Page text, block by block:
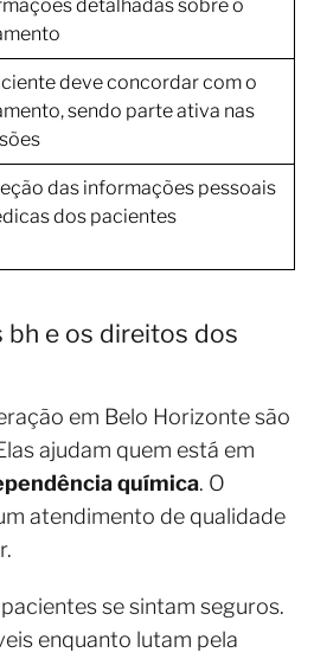
detalhadas sobre o
deve concordar com o
sendo parte ativa nas
das informações pessoais
dos pacientes
bh e os direitos dos
em Belo Horizonte são
ajudam quem está em
química. O
atendimento de qualidade
se sintam seguros.
enquanto lutam pela